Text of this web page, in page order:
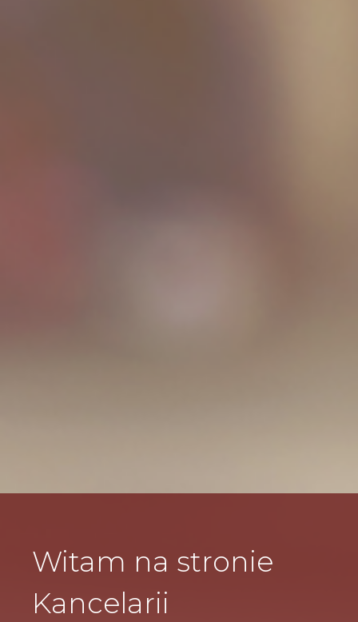
Witam na stronie
Kancelarii